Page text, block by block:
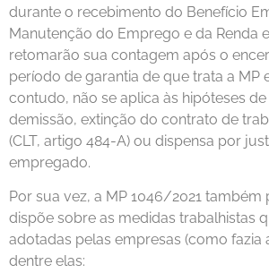
durante o recebimento do Benefício
Manutenção do Emprego e da Renda
retomarão sua contagem após o
período de garantia de que trata a MP
contudo, não se aplica às hipóteses
demissão, extinção do contrato de
(CLT, artigo 484-A) ou dispensa por
empregado.
Por sua vez, a MP 1046/2021 também
dispõe sobre as medidas trabalhistas
adotadas pelas empresas (como fazia
dentre elas: